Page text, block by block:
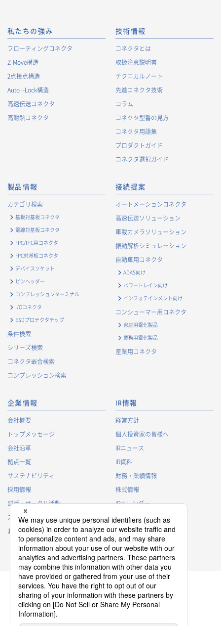
私たちの強み
フローティングコネクタ
Z-Move構造
2点接点構造
Auto I-Lock構造
高速伝送コネクタ
高耐熱コネクタ
技術情報
コネクタとは
取扱注意説明書
テクニカルノート
先進コネクタ技術
コラム
コネクタ型番の見方
コネクタ用語集
プロダクトガイド
コネクタ選択ガイド
製品情報
カテゴリ検索
基板対基板コネクタ
電線対基板コネクタ
FPC/FFC用コネクタ
FPC対基板コネクタ
デバイスソケット
ピンヘッダー
コンプレッションターミナル
I/Oコネクタ
ESDプロテクタチップ
条件検索
シリーズ検索
コネクタ嵌合検索
コンプレッション検索
接続提案
オートメーションコネクタ
高速伝送ソリューション
車載カメラソリューション
振動解析シミュレーション
自動車用コネクタ
ADAS向け
パワートレイン向け
インフォテインメント向け
コンシューマー用コネクタ
家庭用電化製品
業務用電化製品
産業用コネクタ
企業情報
会社概要
トップメッセージ
会社沿革
拠点一覧
サステナビリティ
採用情報
部活・サークル活動
スポンサー活動
お問い合わせ
IR情報
経営方針
個人投資家の皆様へ
IRニュース
IR資料
財務・業績情報
株式情報
IRカレンダー
IRに関するよくあるご質問
IRポリシー
免責事項